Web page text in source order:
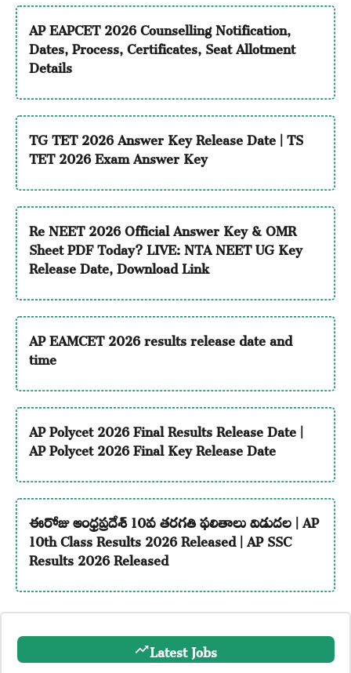
AP EAPCET 2026 Counselling Notification,
Dates, Process, Certificates, Seat Allotment
Details
TG TET 2026 Answer Key Release Date | TS
TET 2026 Exam Answer Key
Re NEET 2026 Official Answer Key & OMR
Sheet PDF Today? LIVE: NTA NEET UG Key
Release Date, Download Link
AP EAMCET 2026 results release date and
time
AP Polycet 2026 Final Results Release Date |
AP Polycet 2026 Final Key Release Date
ఈరోజు ఆంధ్రప్రదేశ్ 10వ తరగతి ఫలితాలు విడుదల | AP
10th Class Results 2026 Released | AP SSC
Results 2026 Released
Latest Jobs